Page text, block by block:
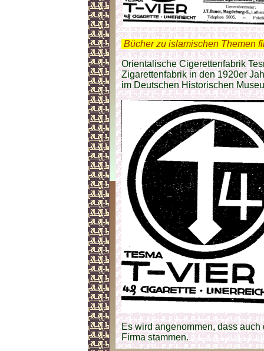
Bücher zu islamischen Themen
Orientalische Cigerettenfabrik
Zigarettenfabrik in den 1920er
im Deutschen Historischen
Es wird angenommen, dass
Firma stammen.